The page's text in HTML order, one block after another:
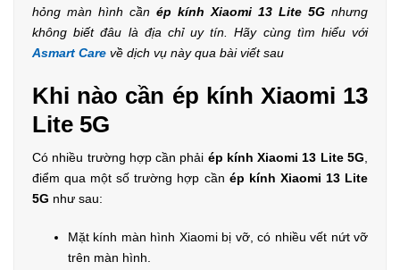
hỏng màn hình cần ép kính Xiaomi 13 Lite 5G nhưng
không biết đâu là địa chỉ uy tín. Hãy cùng tìm hiểu với
Asmart Care về dịch vụ này qua bài viết sau
Khi nào cần ép kính Xiaomi 13
Lite 5G
Có nhiều trường hợp cần phải ép kính Xiaomi 13 Lite 5G,
điểm qua một số trường hợp cần ép kính Xiaomi 13 Lite
5G như sau:
Mặt kính màn hình Xiaomi bị vỡ, có nhiều vết nứt vỡ
trên màn hình.